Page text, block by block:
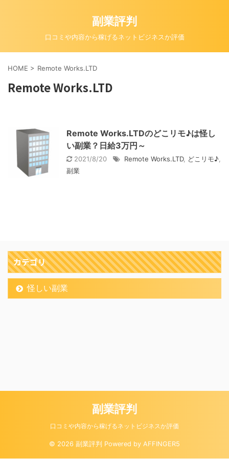
副業評判
口コミや内容から稼げるネットビジネスか評価
HOME > Remote Works.LTD
Remote Works.LTD
Remote Works.LTDのどこリモ♪は怪し
い副業？日給3万円～
2021/8/20 Remote Works.LTD, どこリモ♪
副業
カテゴリ
怪しい副業
副業評判
口コミや内容から稼げるネットビジネスか評価
© 2026 副業評判 Powered by AFFINGER5